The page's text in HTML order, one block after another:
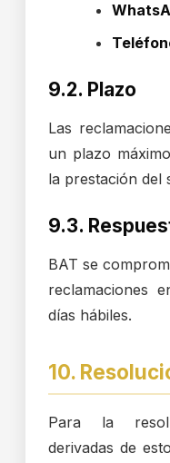
9.2. Plazo
Las
un plazo
la prestación del
9.3.
BAT se
reclamaciones
días hábiles.
10.
Para la
derivadas de